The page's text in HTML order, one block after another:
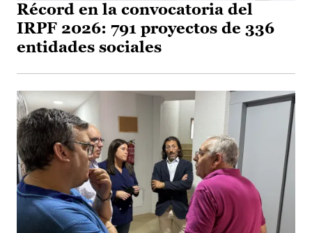
Récord en la convocatoria del
IRPF 2026: 791 proyectos de 336
entidades sociales